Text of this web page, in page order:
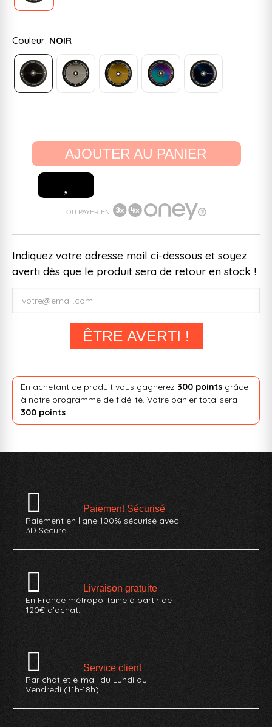
Couleur: NOIR
AJOUTER AU PANIER
OU PAYER EN
Indiquez votre adresse mail ci-dessous et soyez
averti dès que le produit sera de retour en stock !
ÊTRE AVERTI !
En achetant ce produit vous gagnerez 300 pointsgrâce
à notre programme de fidélité. Votre panier totalisera
300 points.
Paiement Sécurisé
Paiement en ligne 100% sécurisé avec
3D Secure.
Livraison gratuite
En France métropolitaine à partir de
120€ d'achat.
Service client
Par chat et e-mail du Lundi au
Vendredi (11h-18h)